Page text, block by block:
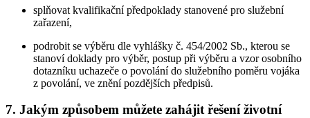
splňovat kvalifikační předpoklady stanovené pro služební
zařazení,
podrobit se výběru dle vyhlášky č. 454/2002 Sb., kterou se
stanoví doklady pro výběr, postup při výběru a vzor osobního
dotazníku uchazeče o povolání do služebního poměru vojáka
z povolání, ve znění pozdějších předpisů.
7. Jakým způsobem můžete zahájit řešení životní